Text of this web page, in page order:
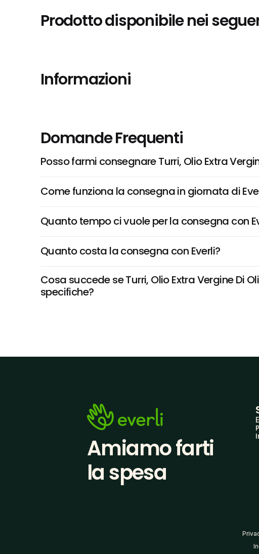
Prodotto disponibile nei
Informazioni
Domande Frequenti
Posso farmi consegnare Turri, Olio Extra
Come funziona la consegna in giornata di
Quanto tempo ci vuole per la consegna con
Quanto costa la consegna con Everli?
Cosa succede se Turri, Olio Extra Vergine Di
specifiche?
Amiamo farti
la spesa